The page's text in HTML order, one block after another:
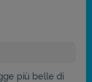
più belle di